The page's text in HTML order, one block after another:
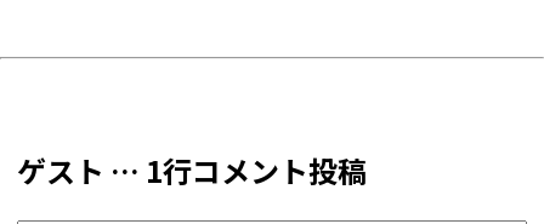
ゲスト … 1行コメント投稿